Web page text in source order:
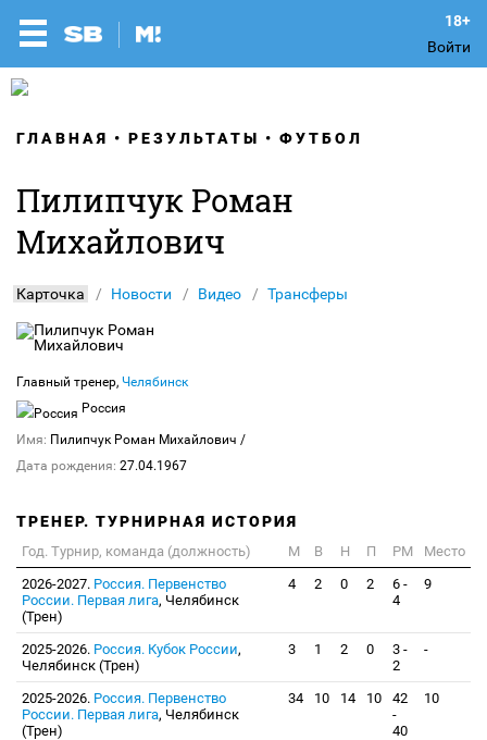
Войти
ГЛАВНАЯ РЕЗУЛЬТАТЫ ФУТБОЛ
Пилипчук Роман
Михайлович
Карточка Новости Видео Трансферы
Главный тренер, Челябинск
Россия
Имя: Пилипчук Роман Михайлович /
Дата рождения: 27.04.1967
ТРЕНЕР. ТУРНИРНАЯ ИСТОРИЯ
Год. Турнир, команда (должность) М В Н П РМ
Место
2026-2027. Россия. Первенство
России. Первая лига, Челябинск
(Трен)
4 2 0 2
6 -
4
9
2025-2026. Россия. Кубок России,
Челябинск (Трен)
3 1 2 0
3 -
2
-
2025-2026. Россия. Первенство
России. Первая лига, Челябинск
(Трен)
34 10 14 10
42
-
40
10